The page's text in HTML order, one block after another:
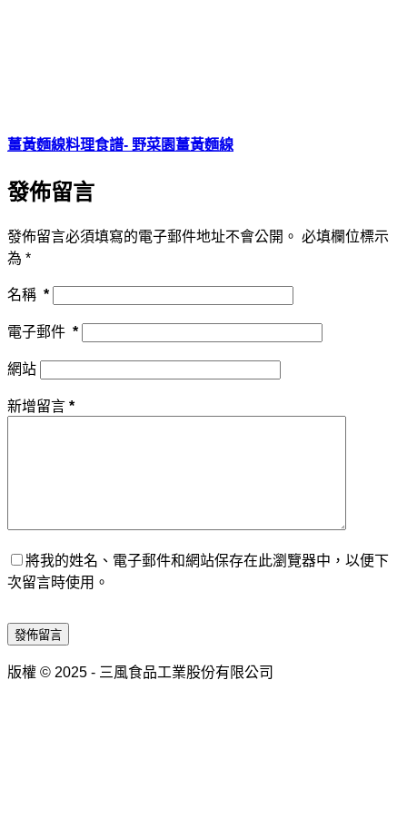
薑黃麵線料理食譜- 野菜園薑黃麵線
發佈留言
發佈留言必須填寫的電子郵件地址不會公開。 必填欄位標示
為 *
名稱 *
電子郵件 *
網站
新增留言 *
將我的姓名、電子郵件和網站保存在此瀏覽器中，以便下
次留言時使用。
發佈留言
版權 © 2025 - 三風食品工業股份有限公司